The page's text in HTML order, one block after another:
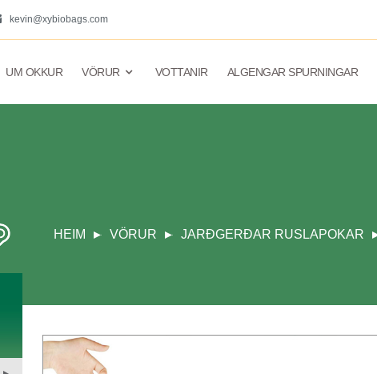
kevin@xybiobags.com
UM OKKUR VÖRUR VOTTANIR ALGENGAR SPURNINGAR
HEIM VÖRUR JARÐGERÐAR RUSLAPOKAR